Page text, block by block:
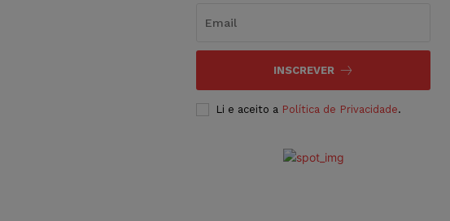
INSCREVER
Li e aceito a Política de Privacidade.